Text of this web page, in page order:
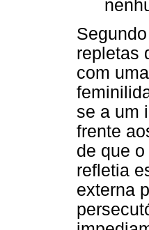
repletas
com
se a um
frente
de que
refletia
externa